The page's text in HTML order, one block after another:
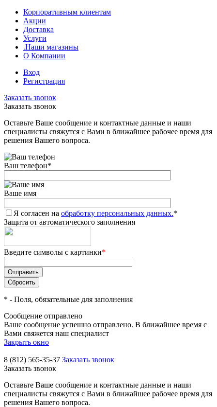
Корпоративным клиентам
Акции
Доставка
Услуги
.Наши магазины
О Компании
Вход
Регистрация
Заказать звонок
Заказать звонок
Оставьте Ваше сообщение и контактные данные и наши
специалисты свяжутся с Вами в ближайшее рабочее время для
решения Вашего вопроса.
Ваш телефон*
Ваше имя
Я согласен на обработку персональных данных.*
Защита от автоматического заполнения
Введите символы с картинки*
* - Поля, обязательные для заполнения
Сообщение отправлено
Ваше сообщение успешно отправлено. В ближайшее время с
Вами свяжется наш специалист
Закрыть окно
8 (812) 565-35-37 Заказать звонок
Заказать звонок
Оставьте Ваше сообщение и контактные данные и наши
специалисты свяжутся с Вами в ближайшее рабочее время для
решения Вашего вопроса.